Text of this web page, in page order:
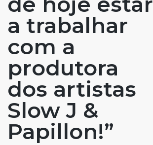
a trabalhar
com a
produtora
dos artistas
Slow J &
Papillon!”